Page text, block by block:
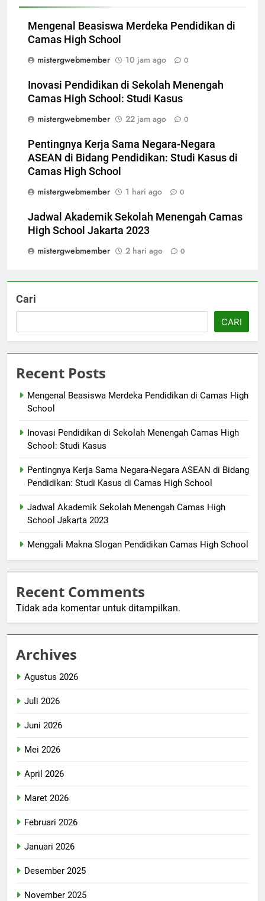
Mengenal Beasiswa Merdeka Pendidikan di
Camas High School
mistergwebmember
10 jam ago 0
Inovasi Pendidikan di Sekolah Menengah
Camas High School: Studi Kasus
mistergwebmember
22 jam ago 0
Pentingnya Kerja Sama Negara-Negara
ASEAN di Bidang Pendidikan: Studi Kasus di
Camas High School
mistergwebmember
1 hari ago 0
Jadwal Akademik Sekolah Menengah Camas
High School Jakarta 2023
mistergwebmember
2 hari ago 0
Cari
CARI
Recent Posts
Mengenal Beasiswa Merdeka Pendidikan di Camas High
School
Inovasi Pendidikan di Sekolah Menengah Camas High
School: Studi Kasus
Pentingnya Kerja Sama Negara-Negara ASEAN di Bidang
Pendidikan: Studi Kasus di Camas High School
Jadwal Akademik Sekolah Menengah Camas High
School Jakarta 2023
Menggali Makna Slogan Pendidikan Camas High School
Recent Comments
Tidak ada komentar untuk ditampilkan.
Archives
Agustus 2026
Juli 2026
Juni 2026
Mei 2026
April 2026
Maret 2026
Februari 2026
Januari 2026
Desember 2025
November 2025